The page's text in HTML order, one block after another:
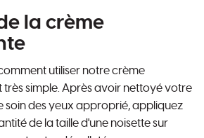
la crème
utiliser notre crème
très simple. Après avoir nettoyé votre
soin des yeux approprié, appliquez
de la taille d'une noisette sur